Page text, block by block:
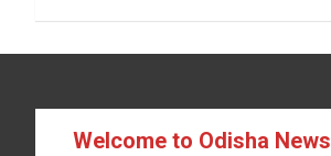
Welcome to Odisha News